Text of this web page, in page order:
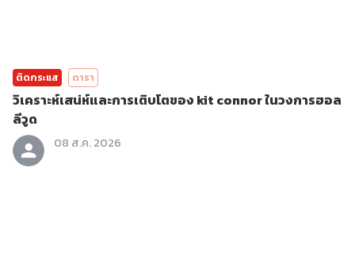
ติดกระแส ดารา
วิเคราะห์เสน่ห์และการเติบโตของ kit connor ในวงการฮอล
ลีวูด
08 ส.ค. 2026